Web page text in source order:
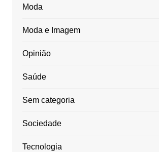
Moda
Moda e Imagem
Opinião
Saúde
Sem categoria
Sociedade
Tecnologia